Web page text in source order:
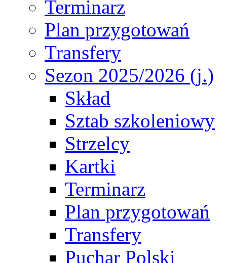
Terminarz
Plan przygotowań
Transfery
Sezon 2025/2026 (j.)
Skład
Sztab szkoleniowy
Strzelcy
Kartki
Terminarz
Plan przygotowań
Transfery
Puchar Polski